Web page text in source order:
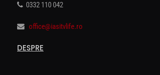
0332 110 042
office@iasitvlife.ro
DESPRE